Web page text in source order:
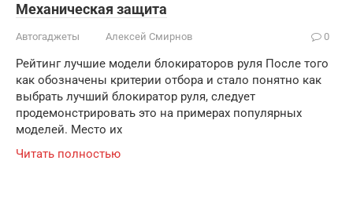
Механическая защита
Автогаджеты Алексей Смирнов 0
Рейтинг лучшие модели блокираторов руля После того
как обозначены критерии отбора и стало понятно как
выбрать лучший блокиратор руля, следует
продемонстрировать это на примерах популярных
моделей. Место их
Читать полностью